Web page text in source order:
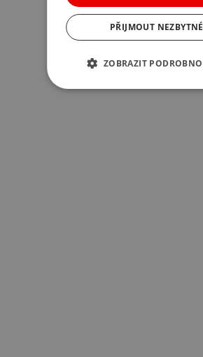
PŘIJMOUT NEZBYTNÉ
ZOBRAZIT